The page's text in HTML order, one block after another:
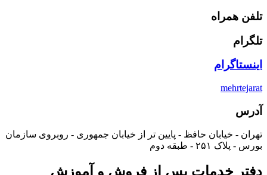
تلفن همراه
تلگرام
اینستاگرام
mehrtejarat
آدرس
تهران - خیابان حافظ - پایین تر از خیابان جمهوری - روبروی سازمان
بورس - پلاک ۲۵۱ - طبقه دوم
دفتر خدمات پس از فروش و آموزش